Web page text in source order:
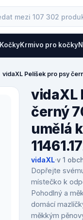
KočkyKrmivo pro kočky
vidaXL Pelíšek pro psy
vidaXL
černý
umělá
vidaXL·v 1
Dopřejte
místečko k
Pohodlný a
domácí
měkkým